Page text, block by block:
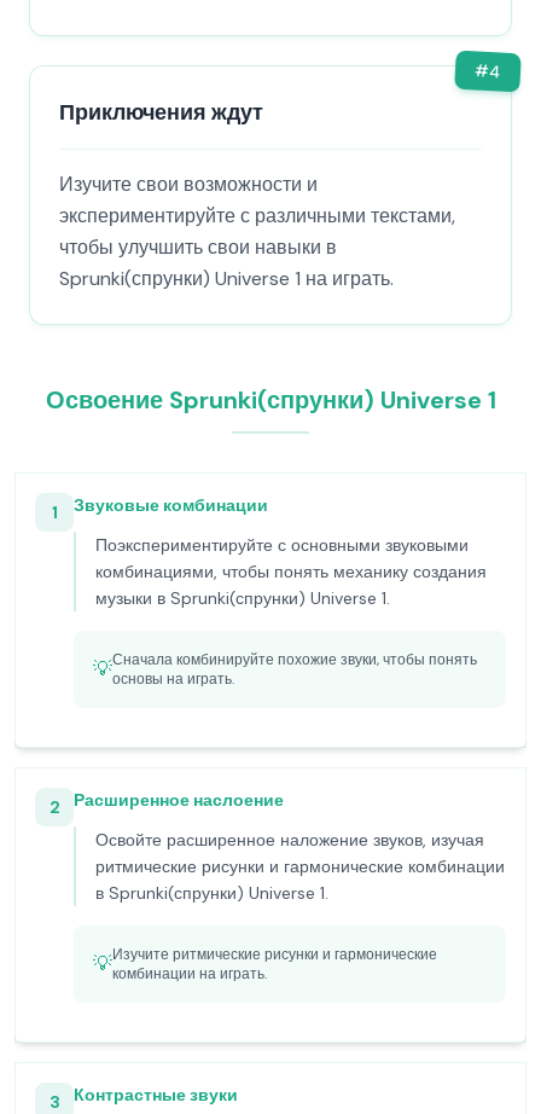
#4
Приключения ждут
Изучите свои возможности и
экспериментируйте с различными текстами,
чтобы улучшить свои навыки в
Sprunki(спрунки) Universe 1 на играть.
Освоение Sprunki(спрунки) Universe 1
1
Звуковые комбинации
Поэкспериментируйте с основными звуковыми
комбинациями, чтобы понять механику создания
музыки в Sprunki(спрунки) Universe 1.
💡Сначала комбинируйте похожие звуки, чтобы понять
основы на играть.
2
Расширенное наслоение
Освойте расширенное наложение звуков, изучая
ритмические рисунки и гармонические комбинации
в Sprunki(спрунки) Universe 1.
💡Изучите ритмические рисунки и гармонические
комбинации на играть.
3
Контрастные звуки